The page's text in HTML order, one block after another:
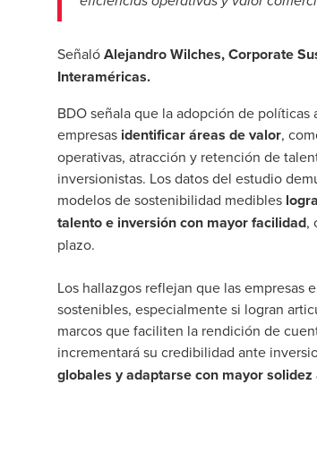
SeñalóAlejandro Wilches, Corporate
Interaméricas.
BDO señala que la adopción de
empresas identificar áreas de valor,
operativas, atracción y retención de
inversionistas. Los datos del estudio
modelos de sostenibilidad medibles
talento e inversión con mayor facilidad,
plazo.
Los hallazgos reflejan que las empresas
sostenibles, especialmente si logran
marcos que faciliten la rendición de
incrementará su credibilidad ante
globales y adaptarse con mayor